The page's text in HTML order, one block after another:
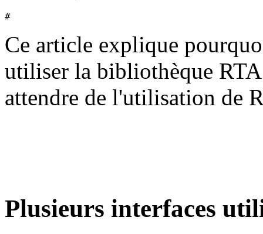
Ce article explique
utiliser la bibliothèque
attendre de l'utilisation de
Plusieurs interfaces